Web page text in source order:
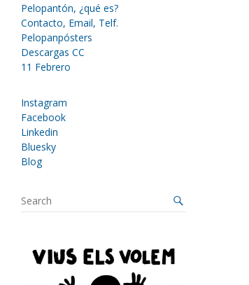
Pelopantón, ¿qué es?
Contacto, Email, Telf.
Pelopanpósters
Descargas CC
11 Febrero
Instagram
Facebook
Linkedin
Bluesky
Blog
S
e